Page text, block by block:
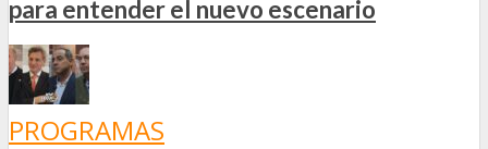
para entender el nuevo escenario
PROGRAMAS